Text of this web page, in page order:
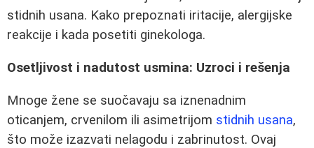
stidnih usana. Kako prepoznati iritacije, alergijske
reakcije i kada posetiti ginekologa.
Osetljivost i nadutost usmina: Uzroci i rešenja
Mnoge žene se suočavaju sa iznenadnim
oticanjem, crvenilom ili asimetrijom stidnih usana,
što može izazvati nelagodu i zabrinutost. Ovaj